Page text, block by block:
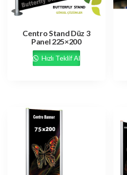
Centro Stand Düz 3
Panel 225×200
Hızlı Teklif Al